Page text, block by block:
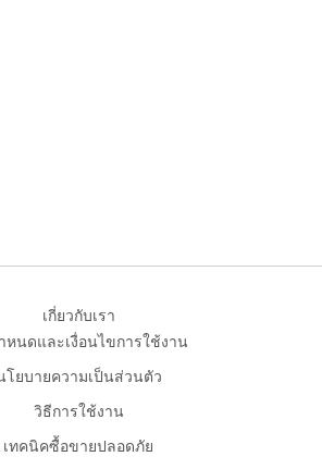
เกี่ยวกับเรา
หนดและเงื่อนไขการใช้งาน
โยบายความเป็นส่วนตัว
วิธีการใช้งาน
เทคนิคซื้อขายปลอดภัย